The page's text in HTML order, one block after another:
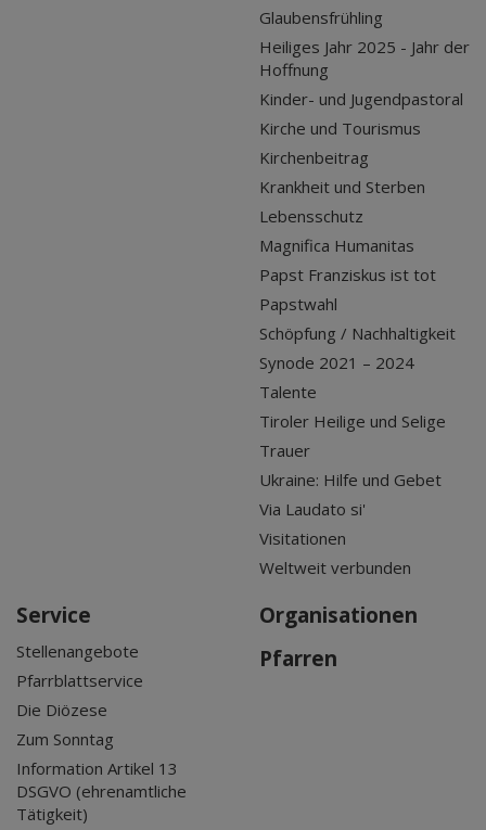
Glaubensfrühling
Heiliges Jahr 2025 - Jahr der
Hoffnung
Kinder- und Jugendpastoral
Kirche und Tourismus
Kirchenbeitrag
Krankheit und Sterben
Lebensschutz
Magnifica Humanitas
Papst Franziskus ist tot
Papstwahl
Schöpfung / Nachhaltigkeit
Synode 2021 – 2024
Talente
Tiroler Heilige und Selige
Trauer
Ukraine: Hilfe und Gebet
Via Laudato si'
Visitationen
Weltweit verbunden
Service
Stellenangebote
Pfarrblattservice
Die Diözese
Zum Sonntag
Information Artikel 13
DSGVO (ehrenamtliche
Tätigkeit)
Organisationen
Pfarren